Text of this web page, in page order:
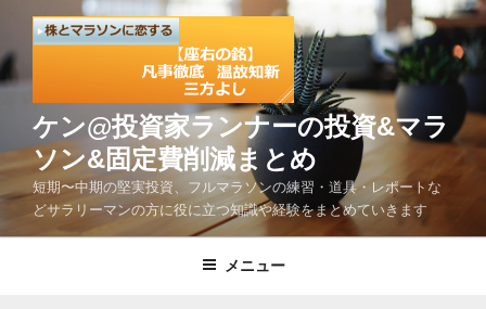
テ
ン
ス
キ
ケン@投資家ランナーの投資&マラ
ソン&固定費削減まとめ
短期〜中期の堅実投資、フルマラソンの練習・道具・レポートな
どサラリーマンの方に役に立つ知識や経験をまとめていきます
メニュー